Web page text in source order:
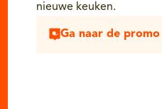
nieuwe keuken.
Ga naar de promo